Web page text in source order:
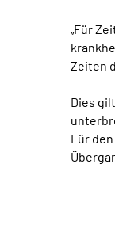
„Für
Zeiten
Dies
Für